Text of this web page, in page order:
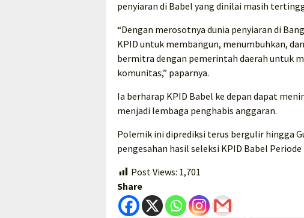
penyiaran di Babel yang dinilai masih
“Dengan merosotnya dunia penyiaran di
KPID untuk membangun, menumbuhkan,
bermitra dengan pemerintah daerah untuk
komunitas,” paparnya.
Ia berharap KPID Babel ke depan dapat
menjadi lembaga penghabis anggaran.
Polemik ini diprediksi terus bergulir hingga
pengesahan hasil seleksi KPID Babel Periode
Post Views: 1,701
Share